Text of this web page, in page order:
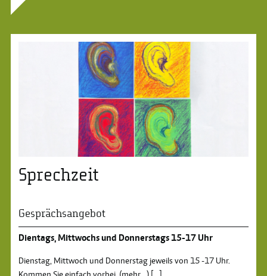
Sprechzeit
Gesprächsangebot
Dientags, Mittwochs und Donnerstags 15-17 Uhr
Dienstag, Mittwoch und Donnerstag jeweils von 15 -17 Uhr.